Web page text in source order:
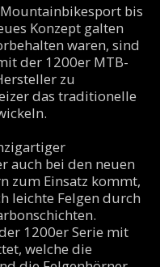
bis
Konzept galten
waren, sind
der 1200er MTB-
zu
das traditionelle
auch bei den neuen
zum Einsatz kommt,
leichte Felgen durch
1200er Serie mit
welche die